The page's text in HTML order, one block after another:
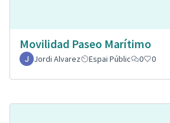
Movilidad Paseo Marítimo
Jordi Alvarez
Espai Públic 0 0